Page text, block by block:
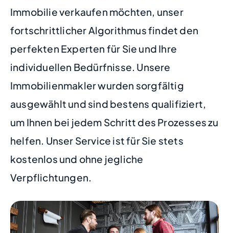
Immobilie verkaufen möchten, unser
fortschrittlicher Algorithmus findet den
perfekten Experten für Sie und Ihre
individuellen Bedürfnisse. Unsere
Immobilienmakler wurden sorgfältig
ausgewählt und sind bestens qualifiziert,
um Ihnen bei jedem Schritt des Prozesses zu
helfen. Unser Service ist für Sie stets
kostenlos und ohne jegliche
Verpflichtungen.